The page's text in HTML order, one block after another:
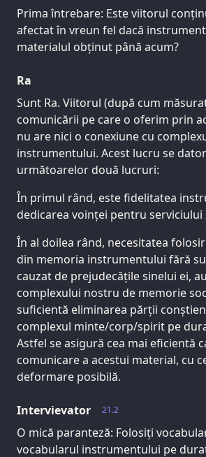
Prima întrebare: Este viitorul
afectat în vreun fel dacă
materialul obținut până acum?
Ra
Sunt Ra. Viitorul (după cum
comunicării pe care o oferim prin
nu are nici o conexiune cu
instrumentului. Acest lucru se
următoarelor două lucruri:
În primul rând, este fidelitatea
dedicarea voinței pentru
În al doilea rând, necesitatea
din memoria instrumentului fără
cauzat de prejudecățile sinelui ei,
complexului nostru de memorie
suficientă eliminarea părții
complexul minte/corp/spirit pe
Astfel se asigură cea mai eficientă
comunicare a acestui material, cu
deformare posibilă.
21.2
Intervievator
O mică paranteză: Folosiți
vocabularul instrumentului pe